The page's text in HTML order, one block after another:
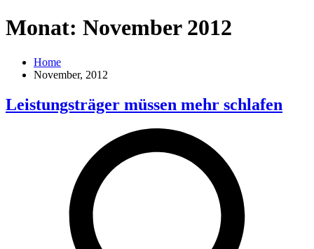
Monat: November 2012
Home
November, 2012
Leistungsträger müssen mehr schlafen